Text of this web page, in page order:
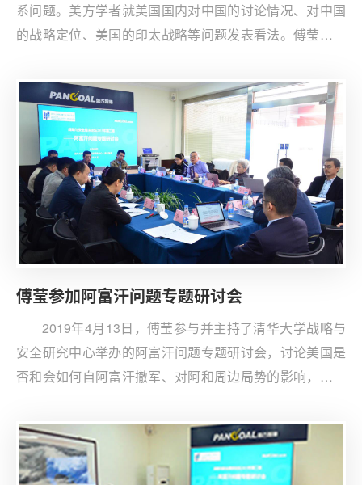
系问题。美方学者就美国国内对中国的讨论情况、对中国
的战略定位、美国的印太战略等问题发表看法。傅莹表示
中国确实存在一些迫切需要改革的问题，但也会坚定不移
地维护自己的原则和利益。中美现在需要广泛开展交流、
避免误判、探索和平共存的路径。
傅莹参加阿富汗问题专题研讨会
2019年4月13日，傅莹参与并主持了清华大学战略与
安全研究中心举办的阿富汗问题专题研讨会，讨论美国是
否和会如何自阿富汗撤军、对阿和周边局势的影响，以及